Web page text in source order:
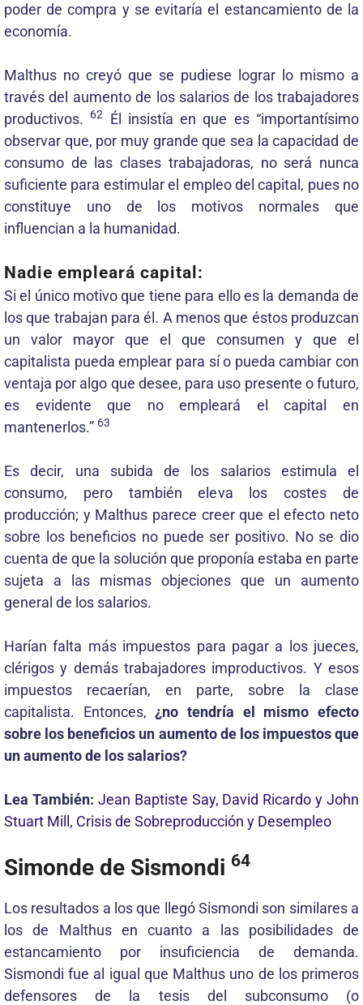
poder de compra y se evitaría el estancamiento de la
economía.
Malthus no creyó que se pudiese lograr lo mismo a
través del aumento de los salarios de los trabajadores
productivos.
62
Él insistía en que es “importantísimo
observar que, por muy grande que sea la capacidad de
consumo de las clases trabajadoras, no será nunca
suficiente para estimular el empleo del capital, pues no
constituye uno de los motivos normales que
influencian a la humanidad.
Nadie empleará capital:
Si el único motivo que tiene para ello es la demanda de
los que trabajan para él. A menos que éstos produzcan
un valor mayor que el que consumen y que el
capitalista pueda emplear para sí o pueda cambiar con
ventaja por algo que desee, para uso presente o futuro,
es evidente que no empleará el capital en
mantenerlos.” 63
Es decir, una subida de los salarios estimula el
consumo, pero también eleva los costes de
producción; y Malthus parece creer que el efecto neto
sobre los beneficios no puede ser positivo. No se dio
cuenta de que la solución que proponía estaba en parte
sujeta a las mismas objeciones que un aumento
general de los salarios.
Harían falta más impuestos para pagar a los jueces,
clérigos y demás trabajadores improductivos. Y esos
impuestos recaerían, en parte, sobre la clase
capitalista. Entonces,¿no tendría el mismo efecto
sobre los beneficios un aumento de los impuestos que
un aumento de los salarios?
Lea También: Jean Baptiste Say, David Ricardo y John
Stuart Mill, Crisis de Sobreproducción y Desempleo
Simonde de Sismondi 64
Los resultados a los que llegó Sismondi son similares a
los de Malthus en cuanto a las posibilidades de
estancamiento por insuficiencia de demanda.
Sismondi fue al igual que Malthus uno de los primeros
defensores de la tesis del subconsumo (o